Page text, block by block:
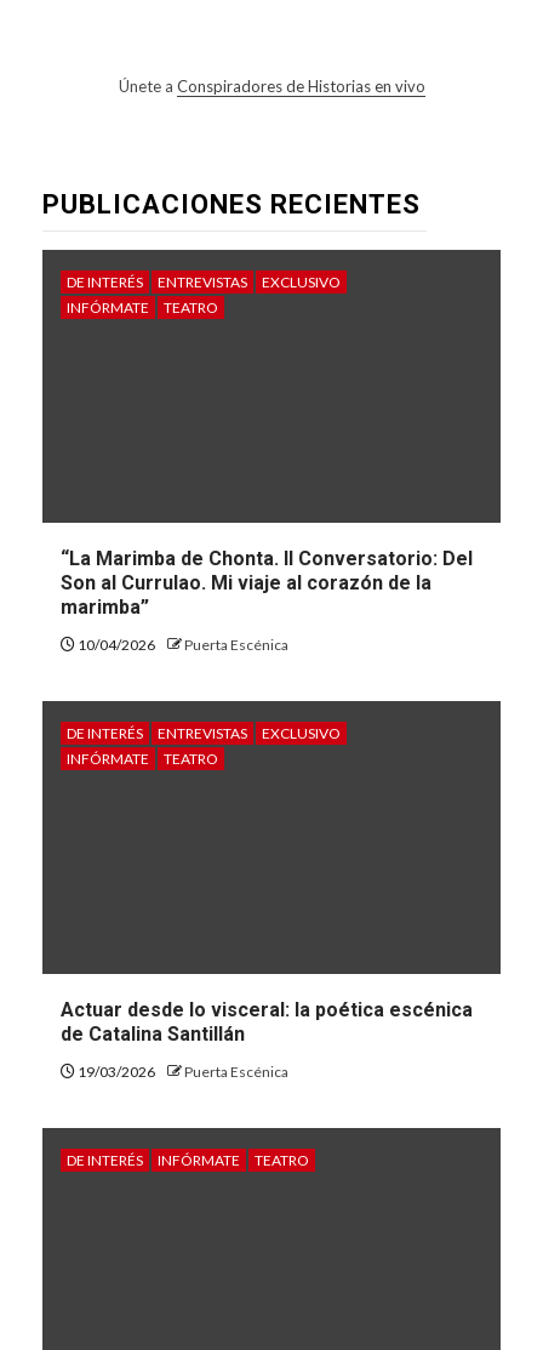
Únete a Conspiradores de Historias en vivo
PUBLICACIONES RECIENTES
DE INTERÉS ENTREVISTAS
EXCLUSIVO
INFÓRMATE
TEATRO
“La Marimba de Chonta. II Conversatorio: Del
Son al Currulao. Mi viaje al corazón de la
marimba”
10/04/2026 Puerta Escénica
DE INTERÉS ENTREVISTAS
EXCLUSIVO
INFÓRMATE
TEATRO
Actuar desde lo visceral: la poética escénica
de Catalina Santillán
19/03/2026 Puerta Escénica
DE INTERÉS INFÓRMATE TEATRO